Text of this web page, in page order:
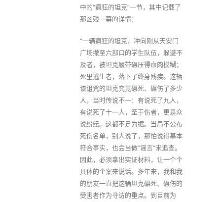
中的“疯狂的坦克”一节，其中记载了
那凶残一幕的详情：
“一辆疯狂的坦克，冲向刚从天安门
广场撤至六部口的学生队伍，躲避不
及者，被坦克履带碾压得血肉模糊；
死里逃生者，落下了终身残疾。这辆
该诅咒的坦克究竟碾死、碾伤了多少
人，当时传说不一：有说死了九人，
有说死了十一人，至于伤者，更是众
说纷纭。这都不足为据。当局不公布
死伤名单，别人说了，那怕说得基本
符合事实，也会当做”谣言“来追查。
因此，必须拿出实证材料，让一个个
具体的个案来说话。多年来，我和我
的朋友一直把这辆坦克碾死、碾伤的
受害者作为寻访的重点。到目前为